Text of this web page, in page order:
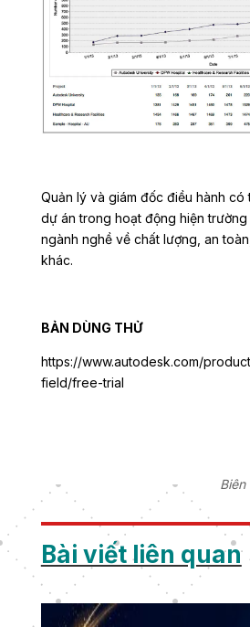
Quản lý và giám đốc điều hành có
dự án trong hoạt động hiện
ngành nghề về chất lượng, an
khác.
BẢN DÙNG THỬ
https://www.autodesk.com/
field/free-trial
Bài viết liên quan